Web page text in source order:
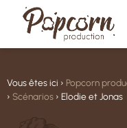
Vous êtes ici › Popcorn
› Scénarios › Elodie et Jonas